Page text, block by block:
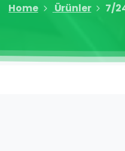
Home Ürünler 7/